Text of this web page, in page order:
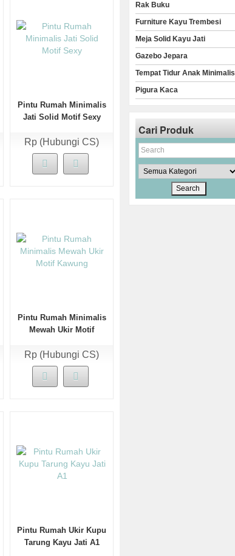
Pintu Rumah Minimalis
Jati Solid Motif Sexy
Rp (Hubungi CS)
Pintu Rumah Minimalis
Mewah Ukir Motif
Rp (Hubungi CS)
Pintu Rumah Ukir Kupu
Tarung Kayu Jati A1
Rak Buku
Furniture Kayu Trembesi
Meja Solid Kayu Jati
Gazebo Jepara
Tempat Tidur Anak Minimalis
Pigura Kaca
Cari Produk